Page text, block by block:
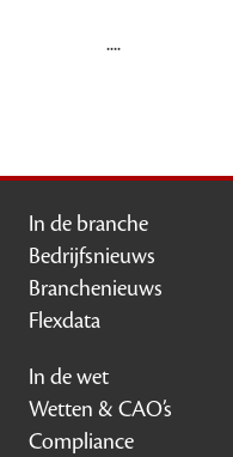
....
In de branche
Bedrijfsnieuws
Branchenieuws
Flexdata
In de wet
Wetten & CAO’s
Compliance